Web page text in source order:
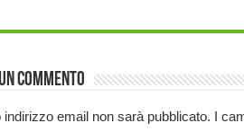
commento
indirizzo email non sarà pubblicato. I